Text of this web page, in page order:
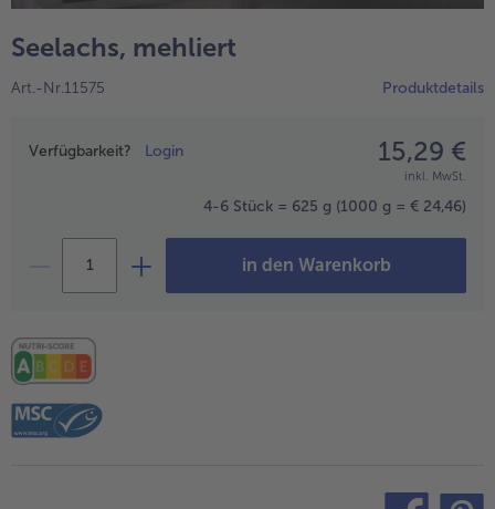
alle Küchenutensilien
alle bofrost*free
alle bofrost*plus.
Pflanzliche Alternativprodukte
Seelachs, mehliert
Art.-Nr.11575 Produktdetails
Preisangabe
Verfügbarkeit? Login 15,29 €
inkl. MwSt.
4-6 Stück = 625 g (1000 g = € 24,46)
in den Warenkorb